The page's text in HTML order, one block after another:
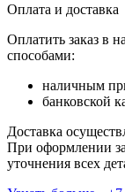
Оплата и доставка
Оплатить заказ в
способами:
наличным
банковской
Доставка
При оформлении
уточнения всех